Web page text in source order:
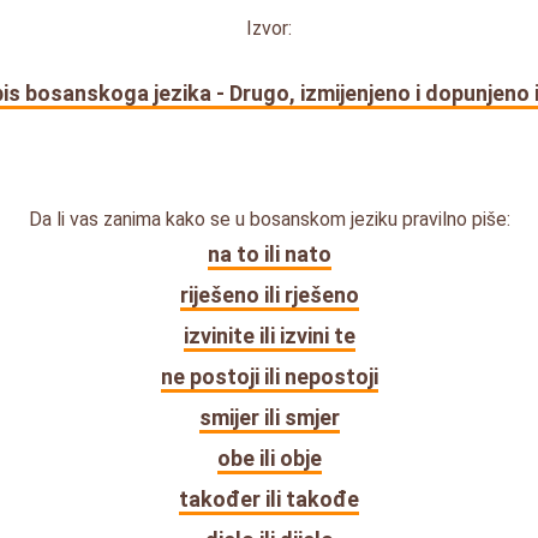
Izvor:
bosanskoga jezika - Drugo, izmijenjeno i dopunjeno
Da li vas zanima kako se u bosanskom jeziku pravilno piše:
na to ili nato
riješeno ili rješeno
izvinite ili izvini te
ne postoji ili nepostoji
smijer ili smjer
obe ili obje
također ili takođe